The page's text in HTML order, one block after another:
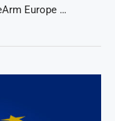
Europe …